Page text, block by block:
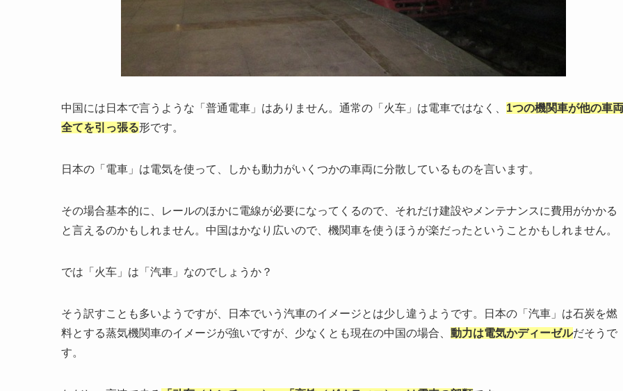
中国には日本で言うような「普通電車」はありません。通常の「火车」は電車ではなく、 1つの機関車が他の車両
全てを引っ張る形です。
日本の「電車」は電気を使って、しかも動力がいくつかの車両に分散しているものを言います。
その場合基本的に、レールのほかに電線が必要になってくるので、それだけ建設やメンテナンスに費用がかかる
と言えるのかもしれません。中国はかなり広いので、機関車を使うほうが楽だったということかもしれません。
では「火车」は「汽車」なのでしょうか？
そう訳すことも多いようですが、日本でいう汽車のイメージとは少し違うようです。日本の「汽車」は石炭を燃
料とする蒸気機関車のイメージが強いですが、少なくとも現在の中国の場合、 動力は電気かディーゼルだそうで
す。